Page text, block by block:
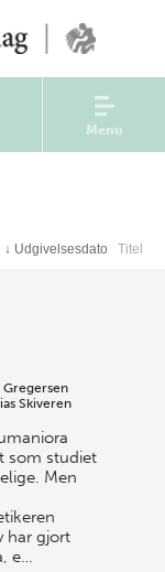
Menu
↓ Udgivelsesdato Titel
Gregersen
Skiveren
som studiet
Men
har gjort
e…